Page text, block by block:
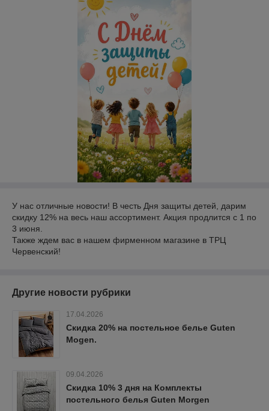
У нас отличные новости! В честь Дня защиты детей, дарим
скидку 12% на весь наш ассортимент. Акция продлится с 1 по
3 июня.
Также ждем вас в нашем фирменном магазине в ТРЦ
Червенский!
Другие новости рубрики
17.04.2026
Скидка 20% на постельное белье Guten
Mogen.
09.04.2026
Скидка 10% 3 дня на Комплекты
постельного белья Guten Morgen